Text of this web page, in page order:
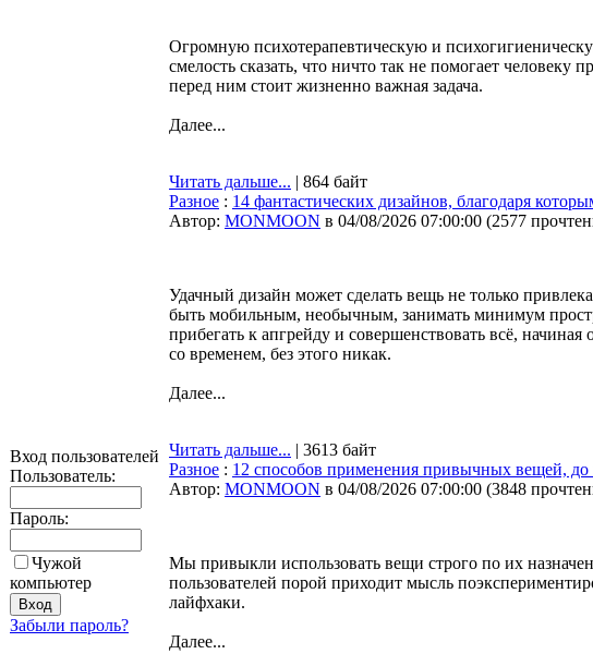
Вход пользователей
Пользователь:
Пароль:
Чужой
компьютер
Забыли пароль?
Огромную психотерапевтическую и
смелость сказать, что ничто так не помогает человеку
перед ним стоит жизненно важная задача.
Далее...
Читать дальше... | 864 байт
Разное : 14 фантастических дизайнов, благодаря
Автор: MONMOON в 04/08/2026 07:00:00 (2577
Удачный дизайн может сделать вещь не только
быть мобильным, необычным, занимать минимум
прибегать к апгрейду и совершенствовать всё,
со временем, без этого никак.
Далее...
Читать дальше... | 3613 байт
Разное : 12 способов применения привычных вещей, до
Автор: MONMOON в 04/08/2026 07:00:00 (3848
Мы привыкли использовать вещи строго по их
пользователей порой приходит мысль
лайфхаки.
Далее...